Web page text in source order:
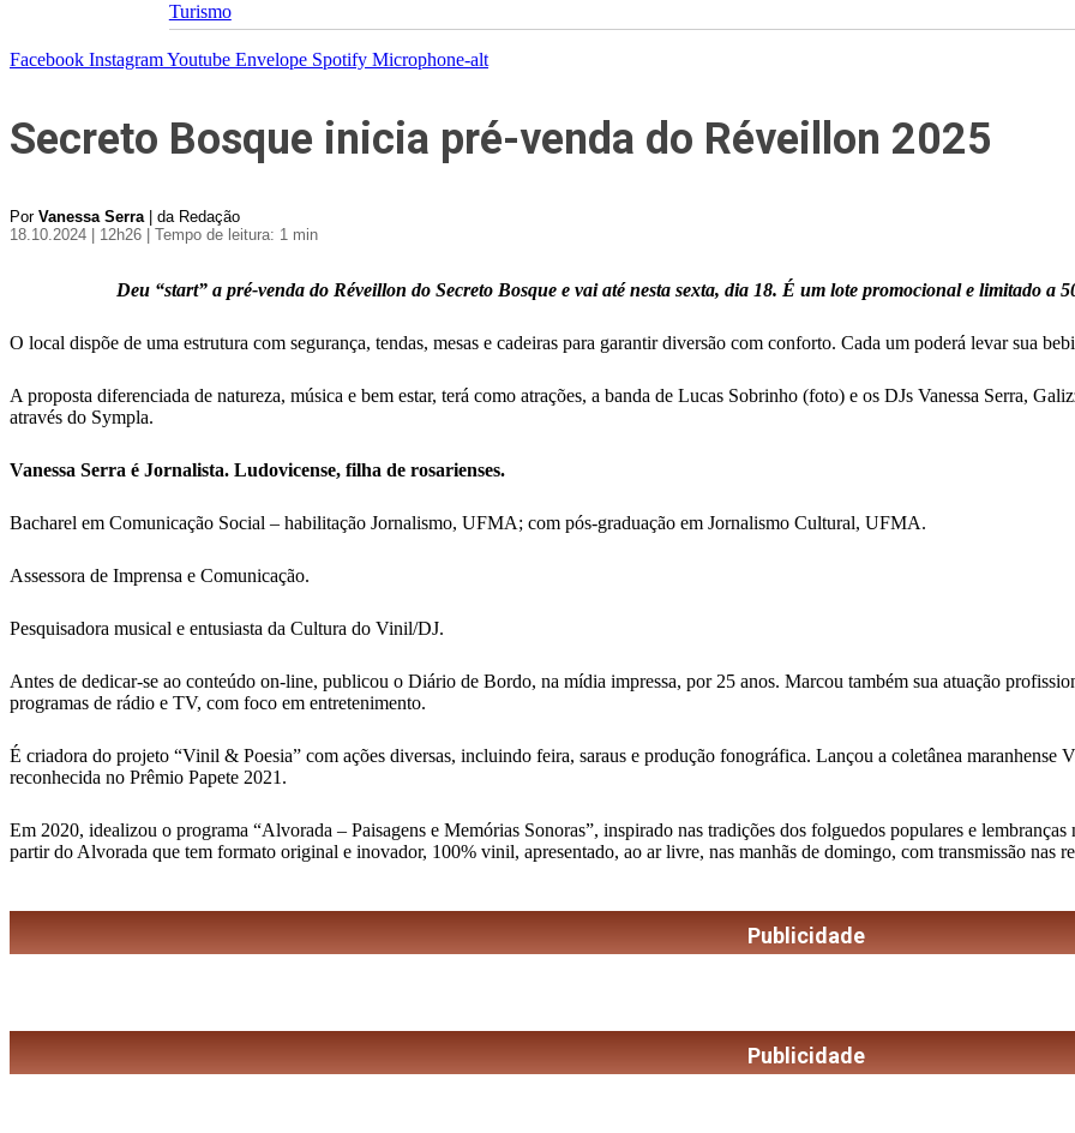
Turismo
Facebook InstagramYoutube Envelope Spotify Microphone-alt
Secreto Bosque inicia pré-venda do Réveillon 2025
Por Vanessa Serra| da Redação
18.10.2024 | 12h26
| Tempo de leitura: 1 min
Deu “start” a pré-venda do Réveillon do Secreto Bosque e vai até nesta sexta, dia 18. É um lote promocional e limitado a
O local dispõe de uma estrutura com segurança, tendas, mesas e cadeiras para garantir diversão com conforto. Cada um poderá levar sua
A proposta diferenciada de natureza, música e bem estar, terá como atrações, a banda de Lucas Sobrinho (foto) e os DJs Vanessa Serra,
através do Sympla.
Vanessa Serra é Jornalista. Ludovicense, filha de rosarienses.
Bacharel em Comunicação Social – habilitação Jornalismo, UFMA; com pós-graduação em Jornalismo Cultural, UFMA.
Assessora de Imprensa e Comunicação.
Pesquisadora musical e entusiasta da Cultura do Vinil/DJ.
Antes de dedicar-se ao conteúdo on-line, publicou o Diário de Bordo, na mídia impressa, por 25 anos. Marcou também sua atuação
programas de rádio e TV, com foco em entretenimento.
É criadora do projeto “Vinil & Poesia” com ações diversas, incluindo feira, saraus e produção fonográfica. Lançou a coletânea
reconhecida no Prêmio Papete 2021.
Em 2020, idealizou o programa “Alvorada – Paisagens e Memórias Sonoras”, inspirado nas tradições dos folguedos populares e
partir do Alvorada que tem formato original e inovador, 100% vinil, apresentado, ao ar livre, nas manhãs de domingo, com transmissão nas
Publicidade
Publicidade